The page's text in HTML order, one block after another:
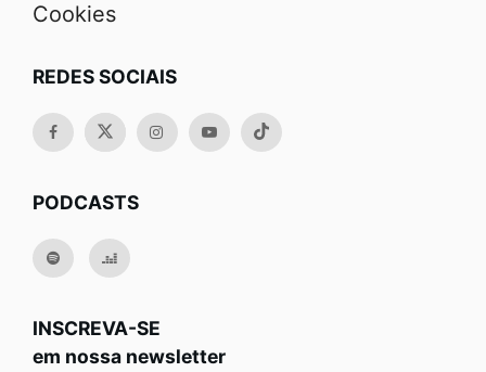
Cookies
REDES SOCIAIS
PODCASTS
INSCREVA-SE
em nossa newsletter